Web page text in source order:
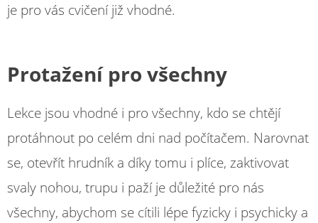
je pro vás cvičení již vhodné.
Protažení pro všechny
Lekce jsou vhodné i pro všechny, kdo se chtějí
protáhnout po celém dni nad počítačem. Narovnat
se, otevřít hrudník a díky tomu i plíce, zaktivovat
svaly nohou, trupu i paží je důležité pro nás
všechny, abychom se cítili lépe fyzicky i psychicky a